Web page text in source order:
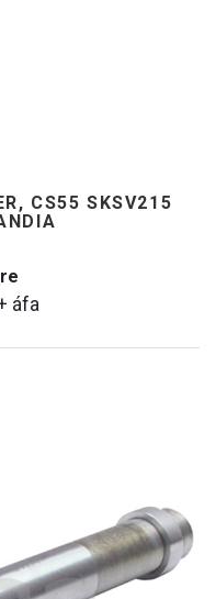
CS55 SKSV215
áfa